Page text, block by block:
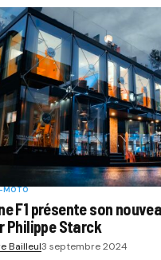
MOTO
F1 présente son
Philippe Starck
Bailleul3 septembre 2024